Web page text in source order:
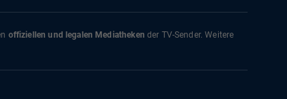
offiziellen und legalen Mediatheken der TV-Sender. Weitere